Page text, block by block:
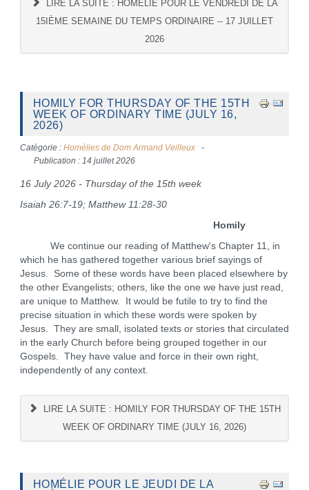
LIRE LA SUITE : HOMÉLIE POUR LE VENDREDI DE LA
15IÈME SEMAINE DU TEMPS ORDINAIRE -- 17 JUILLET
2026
HOMILY FOR THURSDAY OF THE 15TH
WEEK OF ORDINARY TIME (JULY 16,
2026)
Catégorie : Homélies de Dom Armand Veilleux
Publication : 14 juillet 2026
16 July 2026 - Thursday of the 15th week
Isaiah 26:7-19; Matthew 11:28-30
Homily
We continue our reading of Matthew's Chapter 11, in
which he has gathered together various brief sayings of
Jesus. Some of these words have been placed elsewhere by
the other Evangelists; others, like the one we have just read,
are unique to Matthew. It would be futile to try to find the
precise situation in which these words were spoken by
Jesus. They are small, isolated texts or stories that circulated
in the early Church before being grouped together in our
Gospels. They have value and force in their own right,
independently of any context.
LIRE LA SUITE : HOMILY FOR THURSDAY OF THE 15TH
WEEK OF ORDINARY TIME (JULY 16, 2026)
HOMÉLIE POUR LE JEUDI DE LA